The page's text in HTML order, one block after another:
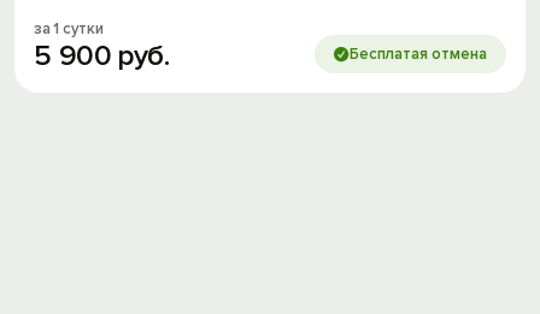
за 1 сутки
5 900 руб. Бесплатая отмена